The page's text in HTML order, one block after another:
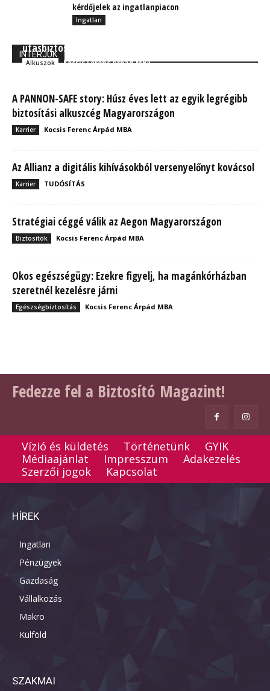
kérdőjelek az ingatlanpiacon
Ingatlan
INTERJÚK
utasbiztosítást köt
Alkuszok Kocsis Ferenc Árpád MBA
A PANNON-SAFE story: Húsz éves lett az egyik legrégibb
biztosítási alkuszcég Magyarországon
Karrier Kocsis Ferenc Árpád MBA
Az Allianz a digitális kihívásokból versenyelőnyt kovácsol
Karrier TUDÓSÍTÁS
Stratégiai céggé válik az Aegon Magyarországon
Biztosítók Kocsis Ferenc Árpád MBA
Okos egészségügy: Ezekre figyelj, ha magánkórházban
szeretnél kezelésre járni
Egészségbiztosítás Kocsis Ferenc Árpád MBA
Fedezze fel a Biztosító Magazint!
Vízió és küldetés Történetünk
GYIK
Médiaajánlat
Impresszum
Adakezelés
Szerzői jogok
Kapcsolat
HÍREK
Ingatlan
Pénzügyek
Gazdaság
Vállalkozás
Makro
Külföld
SZAKMAI